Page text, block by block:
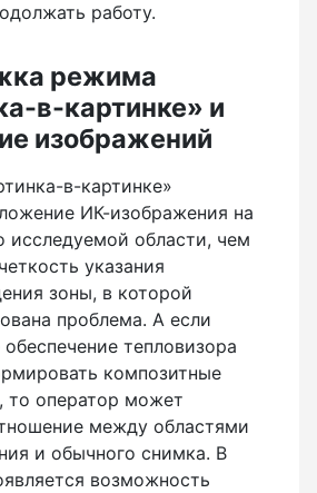
работу.
режима
в-картинке» и
изображений
в-картинке»
ИК-изображения на
исследуемой области, чем
указания
зоны, в которой
проблема. А если
тепловизора
композитные
то оператор может
между областями
и обычного снимка. В
возможность